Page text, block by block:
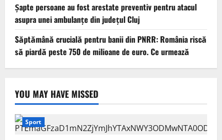
Șapte persoane au fost arestate preventiv pentru atacul
asupra unei ambulanțe din județul Cluj
Săptămână crucială pentru banii din PNRR: România riscă
să piardă peste 750 de milioane de euro. Ce urmează
YOU MAY HAVE MISSED
Sport